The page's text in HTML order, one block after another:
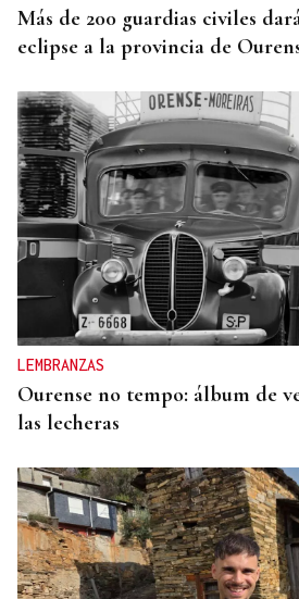
Más de 200 guardias civiles
eclipse a la provincia de
LEMBRANZAS
Ourense no tempo: álbum de
las lecheras